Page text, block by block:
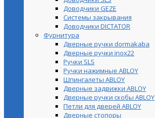
Доводчики GEZE
Cистемы закрывания
Доводчики DICTATOR
Фурнитура
Дверные ручки dormakaba
Дверные ручки inox22
Ручки SLS
Ручки нажимные ABLOY
Шпингалеты ABLOY
Дверные задвижки ABLOY
Дверные ручки скобы ABLOY
Петли для дверей ABLOY
Дверные стопоры